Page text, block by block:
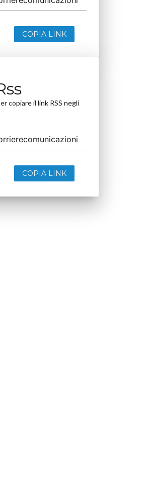
COPIA LINK
copiare il link RSS negli
COPIA LINK